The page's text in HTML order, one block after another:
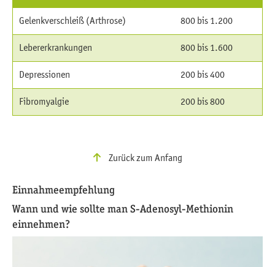
Gelenkverschleiß (Arthrose) 800 bis 1.200
Lebererkrankungen 800 bis 1.600
Depressionen 200 bis 400
Fibromyalgie 200 bis 800
Zurück zum Anfang
Einnahmeempfehlung
Wann und wie sollte man S-Adenosyl-Methionin
einnehmen?